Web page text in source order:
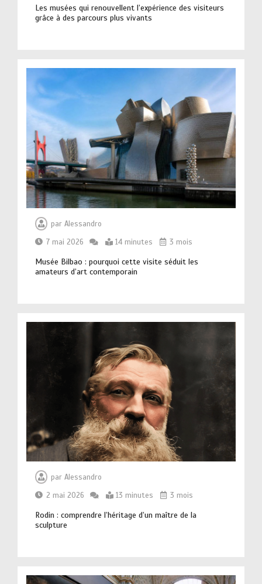
Les musées qui renouvellent l’expérience des visiteurs
grâce à des parcours plus vivants
parAlessandro
7 mai 2026
14 minutes 3 mois
Musée Bilbao : pourquoi cette visite séduit les
amateurs d’art contemporain
parAlessandro
2 mai 2026
13 minutes 3 mois
Rodin : comprendre l’héritage d’un maître de la
sculpture
Les musées qui renouvellent
parcours plus vivants